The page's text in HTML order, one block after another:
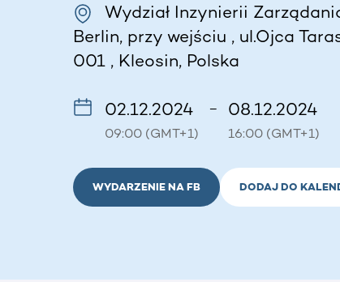
Wydział Inzynierii
Berlin, przy wejściu , ul.Ojca
001 , Kleosin, Polska
02.12.2024
09:00 (GMT+1)
– 08.12.2024
16:00 (GMT+1)
WYDARZENIE NA FB DODAJ DO